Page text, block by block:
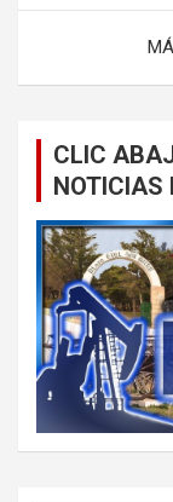
CLIC
NOTICIAS